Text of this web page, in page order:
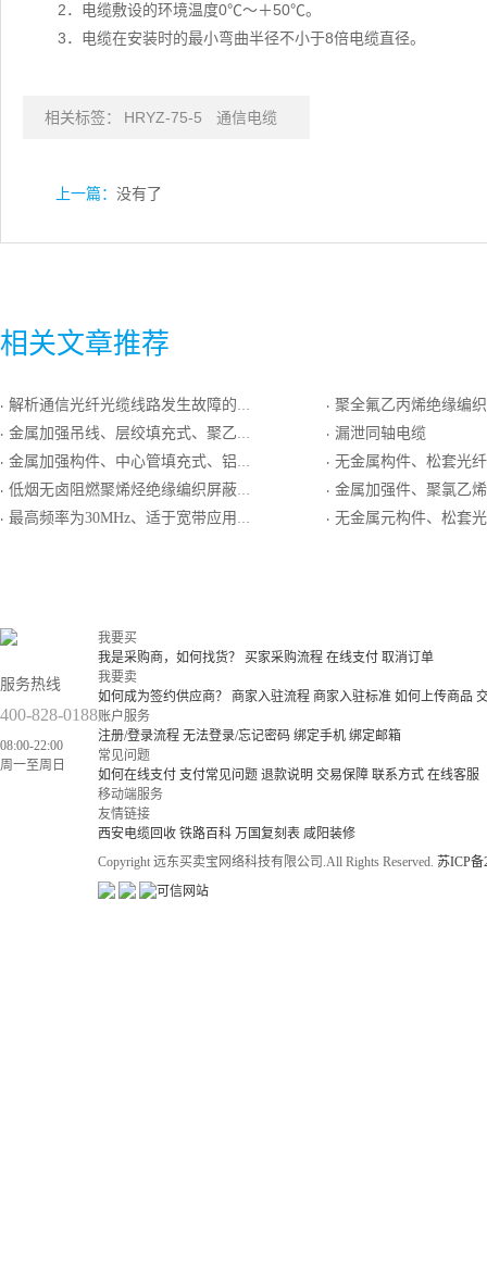
2．电缆敷设的环境温度0℃～＋50℃。
3．电缆在安装时的最小弯曲半径不小于8倍电缆直径。
相关标签： HRYZ-75-5 通信电缆
上一篇： 没有了
相关文章推荐
· 解析通信光纤光缆线路发生故障的四大原因
· 金属加强吊线、层绞填充式、聚乙烯护套“8”字形自承式通信用室外光缆
· 金属加强构件、中心管填充式、铝－聚乙烯粘结护层通信用室外光缆
· 低烟无卤阻燃聚烯烃绝缘编织屏蔽聚氯乙烯护套最高传输频率100MHz数字通信用主干对绞电缆
· 最高频率为30MHz、适于宽带应用的铜芯实心聚烯烃绝缘铝塑粘结型综合护套自承式市内通信电缆
· 聚全氟乙丙烯绝缘编织屏蔽低烟阻燃聚氯乙烯护套最高传输频
· 漏泄同轴电缆
· 无金属构件、松套光纤、低烟无卤护套
· 金属加强件、聚氯乙烯护套
· 无金属元构件、松套光纤、铝-聚乙烯粘结护
服务热线
400-828-0188
08:00-22:00
周一至周日
我要买
我是采购商，如何找货？
买家采购流程 在线支付 取消订单
我要卖
如何成为签约供应商？
商家入驻流程 商家入驻标准 如何上传商品
账户服务
注册/登录流程 无法登录/忘记密码 绑定手机 绑定邮箱
常见问题
如何在线支付 支付常见问题 退款说明 交易保障 联系方式 在线客服
移动端服务
友情链接
西安电缆回收 铁路百科 万国复刻表 咸阳装修
Copyright 远东买卖宝网络科技有限公司.All Rights Reserved. 苏ICP备